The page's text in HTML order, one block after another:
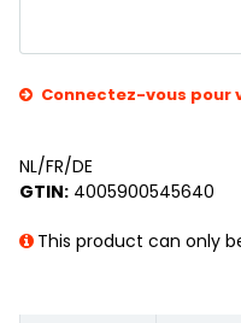
Connectez-vous pour
NL/FR/DE
GTIN: 4005900545640
This product can only